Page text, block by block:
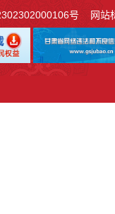
号网站